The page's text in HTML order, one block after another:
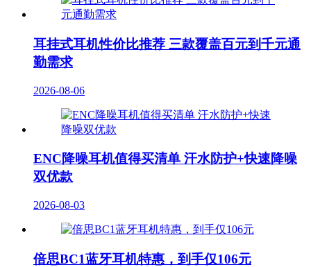
耳挂式耳机性价比推荐 三款覆盖百元到千元通
勤需求
2026-08-06
ENC降噪耳机值得买清单 汗水防护+快速降噪
双优款
2026-08-03
倍思BC1蓝牙耳机特惠，到手仅106元